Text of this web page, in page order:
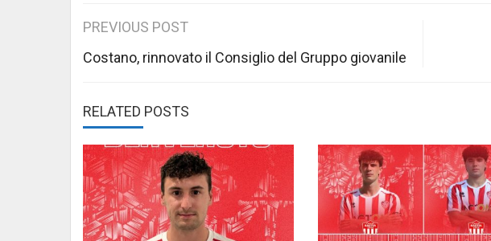
Post
navigation
PREVIOUS POST
Costano, rinnovato il Consiglio del Gruppo giovanile
RELATED POSTS